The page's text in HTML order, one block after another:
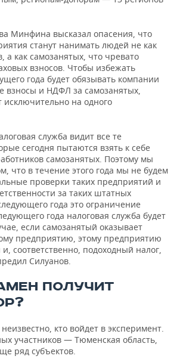
Минфина высказал опасения, что
станут нанимать людей не как
а как самозанятых, что чревато
взносов. Чтобы избежать
года будет обязывать компании
взносы и НДФЛ за самозанятых,
исключительно на одного
служба видит все те
сегодня пытаются взять к себе
самозанятых. Поэтому мы
что в течение этого года мы не будем
проверки таких предприятий и
за таких штатных
года это ограничение
года налоговая служба будет
если самозанятый оказывает
предприятию, этому предприятию
соответственно, подоходный налог,
Силуанов.
ПОЛУЧИТ
кто войдет в эксперимент.
участников — Тюменская область,
ряд субъектов.